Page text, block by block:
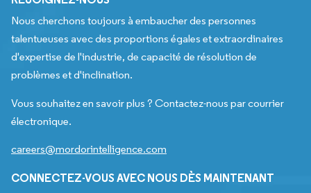
Nous cherchons toujours à embaucher des personnes
talentueuses avec des proportions égales et extraordinaires
d'expertise de l'industrie, de capacité de résolution de
problèmes et d'inclination.
Vous souhaitez en savoir plus ? Contactez-nous par courrier
électronique.
careers@mordorintelligence.com
CONNECTEZ-VOUS AVEC NOUS DÈS MAINTENANT